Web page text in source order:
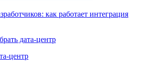
как работает интеграция
центр